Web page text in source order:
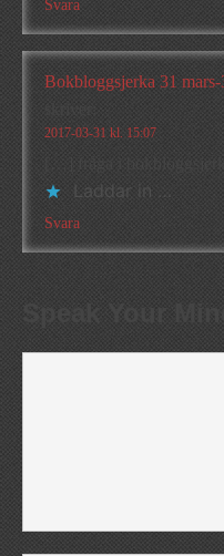
Svara
Bokbloggsjerka 31
skriver:
2017-03-31 kl. 15:07
[…] fråga i
Laddar in …
Svara